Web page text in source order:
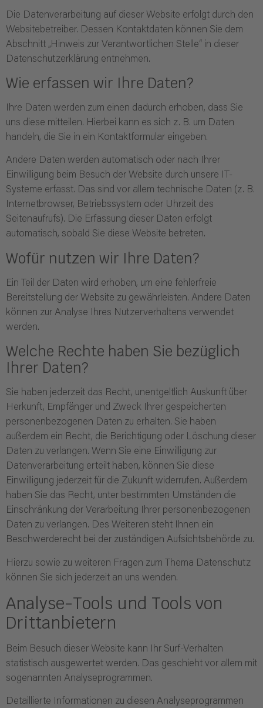
Die Datenverarbeitung auf dieser Website erfolgt durch den
Websitebetreiber. Dessen Kontaktdaten können Sie dem
Abschnitt „Hinweis zur Verantwortlichen Stelle“ in dieser
Datenschutzerklärung entnehmen.
Wie erfassen wir Ihre Daten?
Ihre Daten werden zum einen dadurch erhoben, dass Sie
uns diese mitteilen. Hierbei kann es sich z. B. um Daten
handeln, die Sie in ein Kontaktformular eingeben.
Andere Daten werden automatisch oder nach Ihrer
Einwilligung beim Besuch der Website durch unsere IT-
Systeme erfasst. Das sind vor allem technische Daten (z. B.
Internetbrowser, Betriebssystem oder Uhrzeit des
Seitenaufrufs). Die Erfassung dieser Daten erfolgt
automatisch, sobald Sie diese Website betreten.
Wofür nutzen wir Ihre Daten?
Ein Teil der Daten wird erhoben, um eine fehlerfreie
Bereitstellung der Website zu gewährleisten. Andere Daten
können zur Analyse Ihres Nutzerverhaltens verwendet
werden.
Welche Rechte haben Sie bezüglich
Ihrer Daten?
Sie haben jederzeit das Recht, unentgeltlich Auskunft über
Herkunft, Empfänger und Zweck Ihrer gespeicherten
personenbezogenen Daten zu erhalten. Sie haben
außerdem ein Recht, die Berichtigung oder Löschung dieser
Daten zu verlangen. Wenn Sie eine Einwilligung zur
Datenverarbeitung erteilt haben, können Sie diese
Einwilligung jederzeit für die Zukunft widerrufen. Außerdem
haben Sie das Recht, unter bestimmten Umständen die
Einschränkung der Verarbeitung Ihrer personenbezogenen
Daten zu verlangen. Des Weiteren steht Ihnen ein
Beschwerderecht bei der zuständigen Aufsichtsbehörde zu.
Hierzu sowie zu weiteren Fragen zum Thema Datenschutz
können Sie sich jederzeit an uns wenden.
Analyse-Tools und Tools von
Dritt­anbietern
Beim Besuch dieser Website kann Ihr Surf-Verhalten
statistisch ausgewertet werden. Das geschieht vor allem mit
sogenannten Analyseprogrammen.
Detaillierte Informationen zu diesen Analyseprogrammen